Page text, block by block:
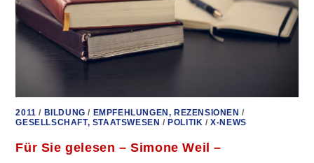
2011 / BILDUNG / EMPFEHLUNGEN, REZENSIONEN /
GESELLSCHAFT, STAATSWESEN / POLITIK /X-NEWS
Für Sie gelesen – Simone Weil –